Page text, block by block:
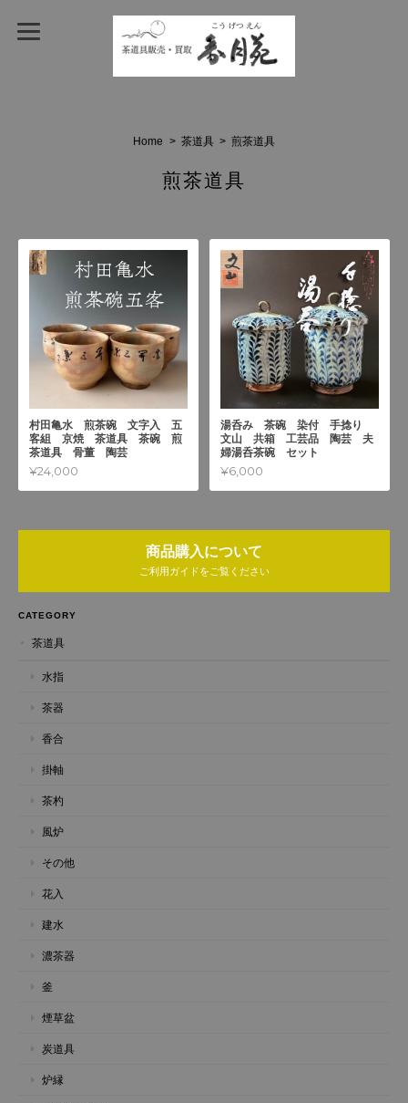
Home 茶道具 煎茶道具
煎茶道具
村田亀水 煎茶碗 文字入 五
客組 京焼 茶道具 茶碗 煎
茶道具 骨董 陶芸
¥24,000
湯呑み 茶碗 染付 手捻り
文山 共箱 工芸品 陶芸 夫
婦湯呑茶碗 セット
¥6,000
商品購入について
ご利用ガイドをご覧ください
CATEGORY
茶道具
水指
茶器
香合
掛軸
茶杓
風炉
その他
花入
建水
濃茶器
釜
煙草盆
炭道具
炉縁